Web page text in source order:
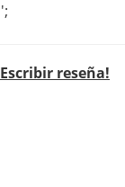
';
Escribir reseña!